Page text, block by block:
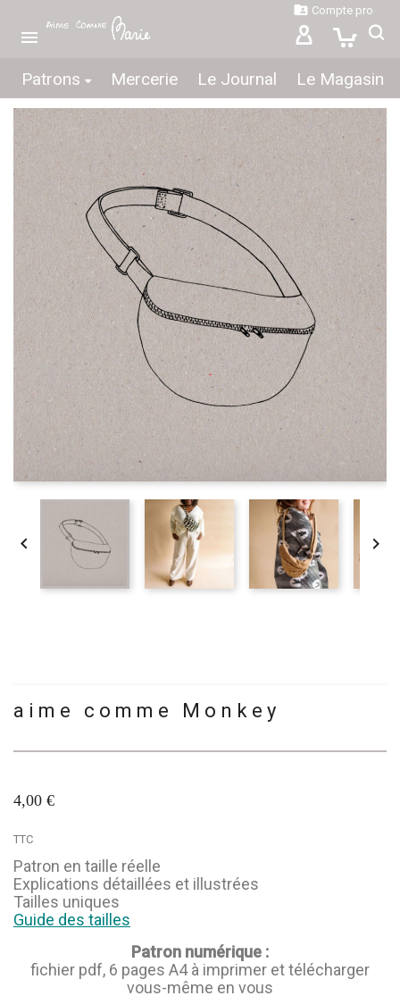
Patrons Mercerie Le Journal Le Magasin
 Compte pro

 
aime comme Monkey
4,00 €
TTC
Patron en taille réelle
Explications détaillées et illustrées
Tailles uniques
Guide des tailles
Patron numérique :
fichier pdf, 6 pages A4 à imprimer et télécharger
vous-même en vous